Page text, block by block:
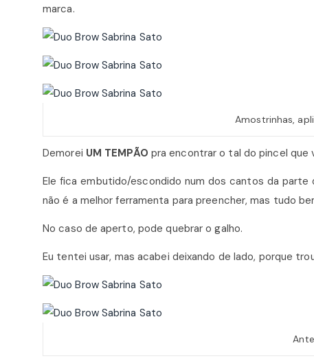
marca.
Amostrinhas,
Demorei UM TEMPÃO pra encontrar o tal do pincel que
Ele fica embutido/escondido num dos cantos da
não é a melhor ferramenta para preencher, mas tudo
No caso de aperto, pode quebrar o galho.
Eu tentei usar, mas acabei deixando de lado, porque